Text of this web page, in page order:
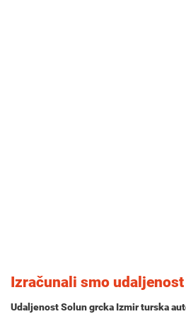
Izračunali smo udaljenost
Udaljenost Solun grcka Izmir turska